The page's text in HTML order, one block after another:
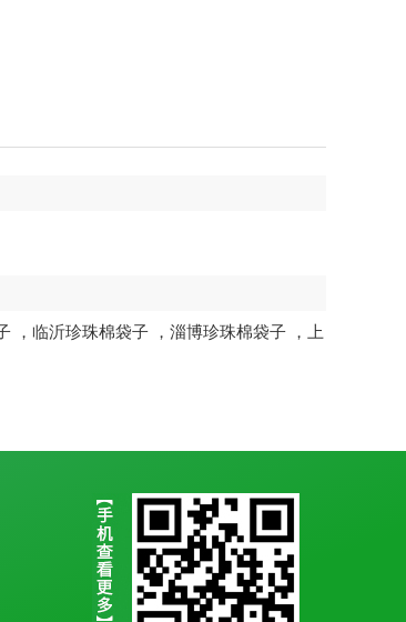
， 临沂珍珠棉袋子 ， 淄博珍珠棉袋子 ， 上